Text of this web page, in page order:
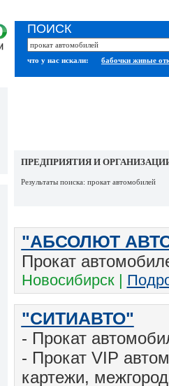
ПОИСК
что у нас искали: бабочки живые
ПРЕДПРИЯТИЯ И
Результаты поиска: прокат автомобилей
"АБСОЛЮТ
Прокат
Новосибирск |
"СИТИАВТО"
- Прокат
- Прокат VIP
картежи,